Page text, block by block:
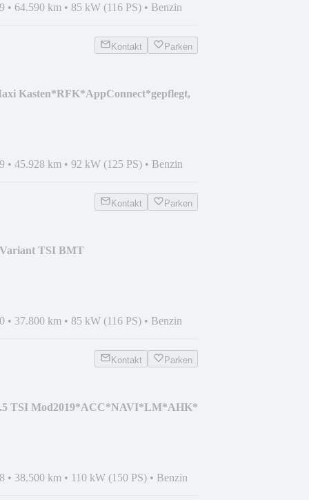
• 64.590 km • 85 kW (116 PS) • Benzin
Kontakt Parken
Kasten*RFK*AppConnect*gepflegt,
• 45.928 km • 92 kW (125 PS) • Benzin
Kontakt Parken
TSI BMT
• 37.800 km • 85 kW (116 PS) • Benzin
Kontakt Parken
TSI Mod2019*ACC*NAVI*LM*AHK*
• 38.500 km • 110 kW (150 PS) • Benzin